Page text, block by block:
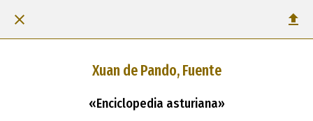
Xuan de Pando, Fuente
«Enciclopedia asturiana»